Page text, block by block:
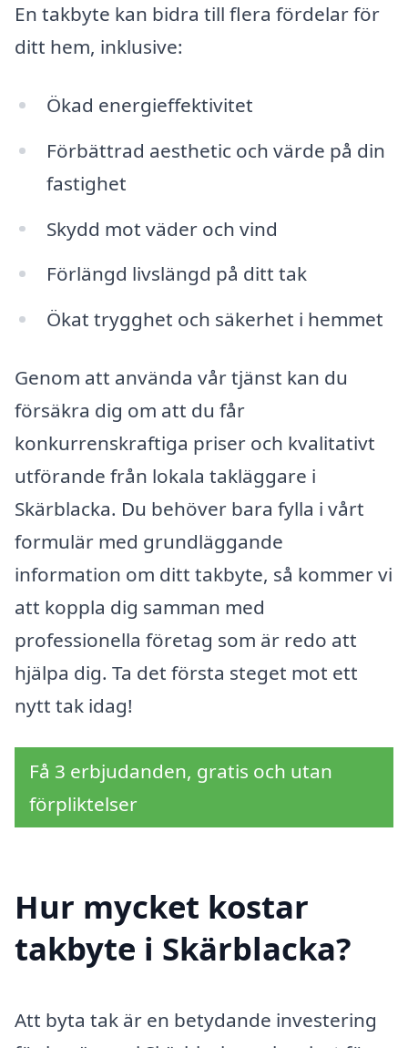
En takbyte kan bidra till flera fördelar för
ditt hem, inklusive:
Ökad energieffektivitet
Förbättrad aesthetic och värde på din
fastighet
Skydd mot väder och vind
Förlängd livslängd på ditt tak
Ökat trygghet och säkerhet i hemmet
Genom att använda vår tjänst kan du
försäkra dig om att du får
konkurrenskraftiga priser och kvalitativt
utförande från lokala takläggare i
Skärblacka. Du behöver bara fylla i vårt
formulär med grundläggande
information om ditt takbyte, så kommer vi
att koppla dig samman med
professionella företag som är redo att
hjälpa dig. Ta det första steget mot ett
nytt tak idag!
Få 3 erbjudanden, gratis och utan
förpliktelser
Hur mycket kostar
takbyte i Skärblacka?
Att byta tak är en betydande investering